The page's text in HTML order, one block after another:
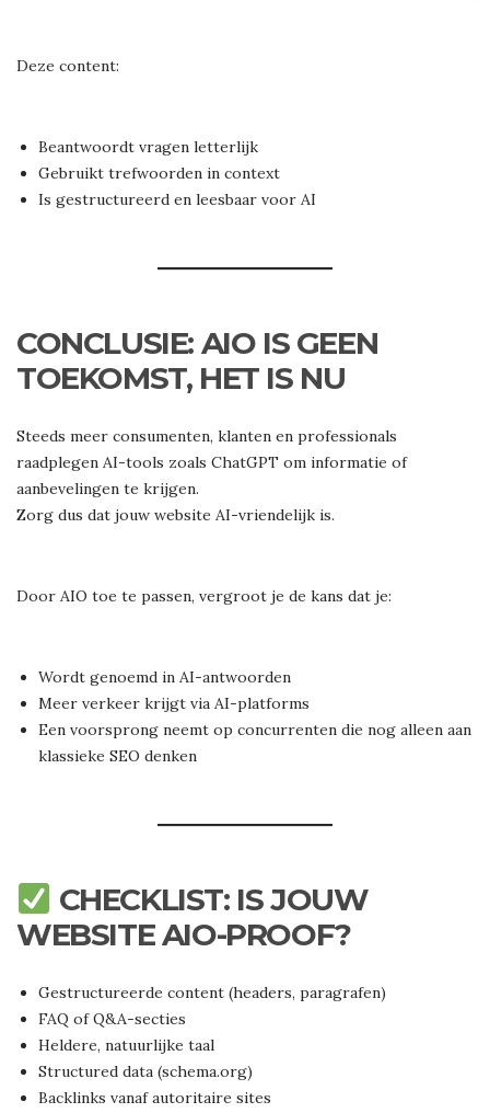
Deze content:
Beantwoordt vragen letterlijk
Gebruikt trefwoorden in context
Is gestructureerd en leesbaar voor AI
CONCLUSIE: AIO IS GEEN
TOEKOMST, HET IS NU
Steeds meer consumenten, klanten en professionals
raadplegen AI-tools zoals ChatGPT om informatie of
aanbevelingen te krijgen.
Zorg dus dat jouw website AI-vriendelijk is.
Door AIO toe te passen, vergroot je de kans dat je:
Wordt genoemd in AI-antwoorden
Meer verkeer krijgt via AI-platforms
Een voorsprong neemt op concurrenten die nog alleen aan
klassieke SEO denken
CHECKLIST: IS JOUW
WEBSITE AIO-PROOF?
Gestructureerde content (headers, paragrafen)
FAQ of Q&A-secties
Heldere, natuurlijke taal
Structured data (schema.org)
Backlinks vanaf autoritaire sites